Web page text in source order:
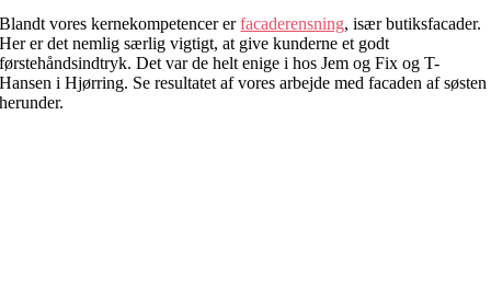
Blandt vores kernekompetencer erfacaderensning, især butiksfacader.
Her er det nemlig særlig vigtigt, at give kunderne et godt
førstehåndsindtryk. Det var de helt enige i hos Jem og Fix og T-
Hansen i Hjørring. Se resultatet af vores arbejde med facaden af søsten
herunder.